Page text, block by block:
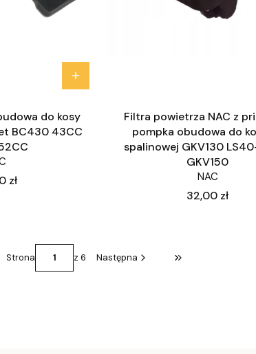
do kosy
BC430 43CC
zł
Filtra powietrza NAC z
pompka obudowa do
spalinowej GKV130
GKV150
NAC
Cena
32,00 zł
Strona z 6 Następna Przejdź do